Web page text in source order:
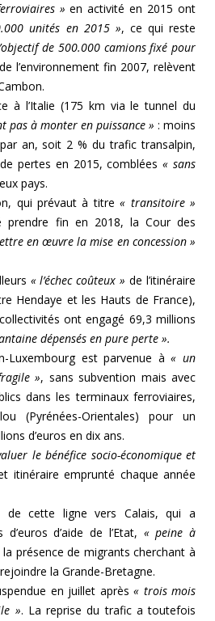
» en activité en 2015 ont
unités en 2015 », ce qui reste
de 500.000 camions fixé pour
l’environnement fin 2007, relèvent
à l’Italie (175 km via le tunnel du
pas à monter en puissance » : moins
an, soit 2 % du trafic transalpin,
pertes en 2015, comblées« sans
pays.
qui prévaut à titre« transitoire »
prendre fin en 2018, la Cour des
en œuvre la mise en concession »
« l’échec coûteux » de l’itinéraire
Hendaye et les Hauts de France),
ont engagé 69,3 millions
dépensés en pure perte ».
Luxembourg est parvenue à« un
», sans subvention mais avec
dans les terminaux ferroviaires,
(Pyrénées-Orientales) pour un
d’euros en dix ans.
le bénéfice socio-économique et
itinéraire emprunté chaque année
de cette ligne vers Calais, qui a
d’aide de l’Etat, « peine à
présence de migrants cherchant à
la Grande-Bretagne.
en juillet après « trois mois
». La reprise du trafic a toutefois